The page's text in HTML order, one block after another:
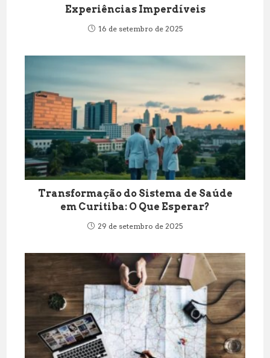
Experiências Imperdíveis
16 de setembro de 2025
Transformação do Sistema de Saúde
em Curitiba: O Que Esperar?
29 de setembro de 2025